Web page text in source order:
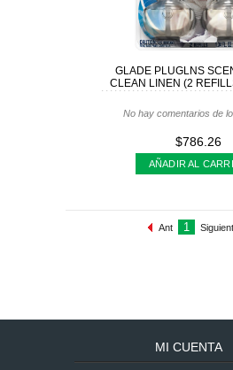
GLADE PLUGLNS
CLEAN LINEN (2
No hay comentarios de
$786.26
AÑADIR AL
Ant 1
MI CUENTA